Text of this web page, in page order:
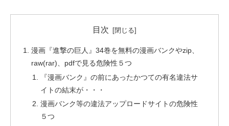
目次
漫画『進撃の巨人』34巻を無料の漫画バンクやzip、
raw(rar)、pdfで見る危険性５つ
『漫画バンク』の前にあったかつての有名違法サ
イトの結末が・・・
漫画バンク等の違法アップロードサイトの危険性
５つ